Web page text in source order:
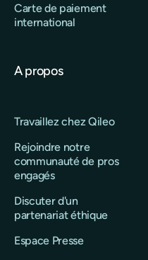
Carte de paiement
international
A propos
Travaillez chez Qileo
Rejoindre notre
communauté de pros
engagés
Discuter d'un
partenariat éthique
Espace Presse